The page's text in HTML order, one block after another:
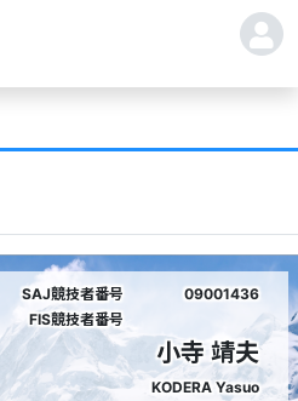
SAJ競技者番号
09001436
FIS競技者番号
小寺 靖夫
KODERA Yasuo